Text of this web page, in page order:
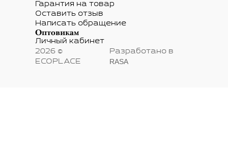
Гарантия на товар
Оставить отзыв
Написать обращение
Оптовикам
Личный кабинет
2026 ©
ECOPLACE
Разработано в
RASA